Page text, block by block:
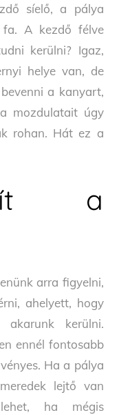
síelő, a pálya
fa. A kezdő félve
kerülni? Igaz,
helye van, de
a kanyart,
mozdulatait úgy
rohan. Hát ez a
a
arra figyelni,
ahelyett, hogy
kerülni.
ennél fontosabb
Ha a pálya
lejtő van
ha mégis